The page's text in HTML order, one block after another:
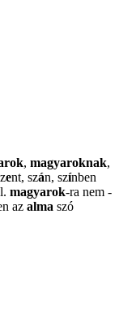
, magyaroknak,
ent, szán, színben
magyarok-ra nem -
az alma szó